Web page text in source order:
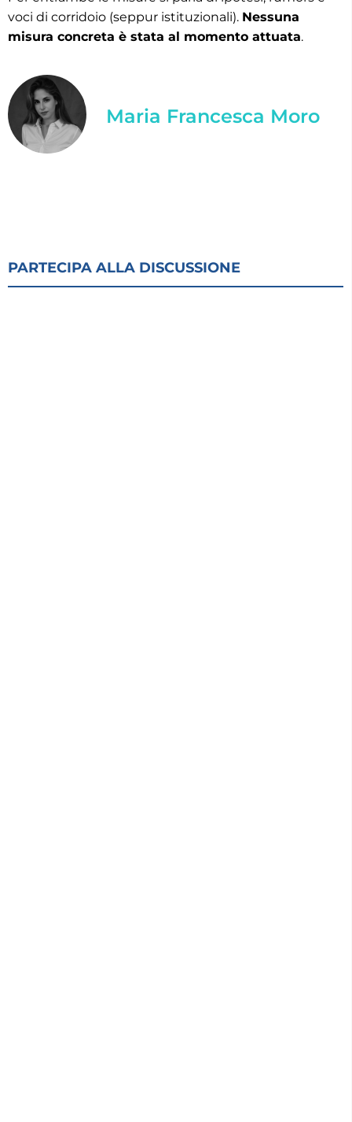
voci di corridoio (seppur istituzionali). Nessuna
misura concreta è stata al momento attuata.
Maria Francesca Moro
PARTECIPA ALLA DISCUSSIONE